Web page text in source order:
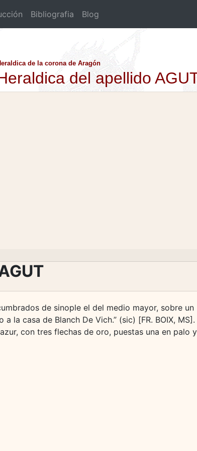
Bibliografia Blog
de la corona de Aragón
del apellido
de sinople el del medio mayor, sobre
la casa de Blanch De Vich.” (sic) [FR. BOIX, MS].
con tres flechas de oro, puestas una en palo